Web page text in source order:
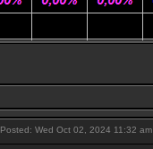
Posted: Wed Oct 02, 2024 11:32 am